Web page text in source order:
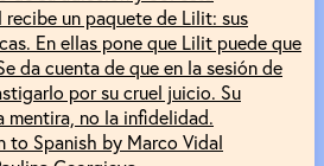
un paquete de Lilit: sus
En ellas pone que Lilit puede que
da cuenta de que en la sesión de
por su cruel juicio. Su
mentira, no la infidelidad.
to Spanish by Marco Vidal